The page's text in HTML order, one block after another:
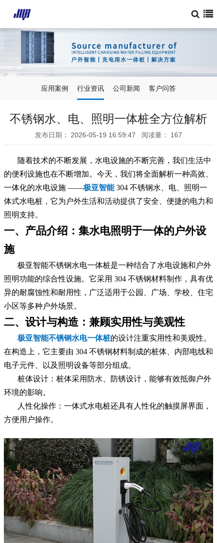
应用案例 行业资讯 公司新闻 客户问答
不锈钢水、电、照明一体桩全方位解析
发布日期： 2026-05-19 16:59:47 阅读量： 167
随着技术的不断发展，水电设施的不断完善，我们生活中
的便利设施也在不断增加。今天，我们将全面解析一种高效、
一体化的水电设施 ——极亚智能304 不锈钢水、电、照明一
体式水电桩，它为户外生活和活动提供了安全、便捷的电力和
照明支持。
一、产品介绍：集水电照明于一体的户外设
施
极亚智能不锈钢水电一体桩是一种结合了水电设施和户外
照明功能的综合性设施。它采用 304 不锈钢材料制作，具有优
异的耐腐蚀性和耐用性，广泛适用于公园、广场、学校、住宅
小区等多种户外场景。
二、设计与构造：兼顾实用性与美观性
极亚智能不锈钢水电一体桩的设计注重实用性和美观性。
在构造上，它主要由 304 不锈钢材料制成的桩体、内部电线和
电子元件、以及照明设备等部分组成。
桩体设计：桩体采用防水、防锈设计，能够有效抵御户外
环境的影响。
人性化操作：一体式水电桩还具有人性化的触摸屏界面，
方便用户操作。